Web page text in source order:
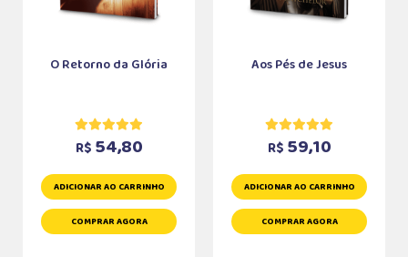
O Retorno da Glória
R$ 54,80
ADICIONAR AO CARRINHO
COMPRAR AGORA
Aos Pés de Jesus
R$ 59,10
ADICIONAR AO CARRINHO
COMPRAR AGORA